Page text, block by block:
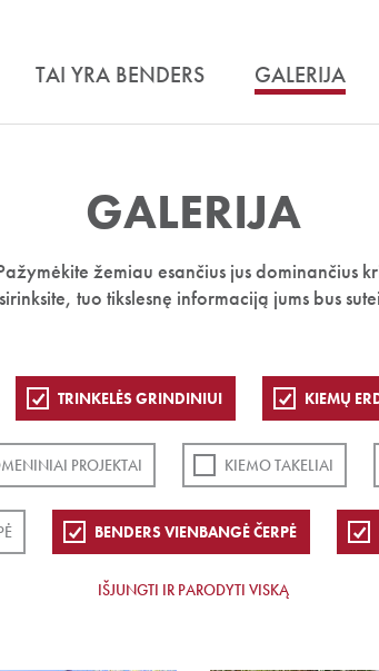
TAI YRA BENDERS GALERIJA
GALERIJA
žemiau esančius jus dominančius
tuo tikslesnę informaciją jums bus
TRINKELĖS GRINDINIUI KIEMŲ
PROJEKTAI KIEMO TAKELIAI
BENDERS VIENBANGĖ ČERPĖ
IŠJUNGTI IR PARODYTI VISKĄ